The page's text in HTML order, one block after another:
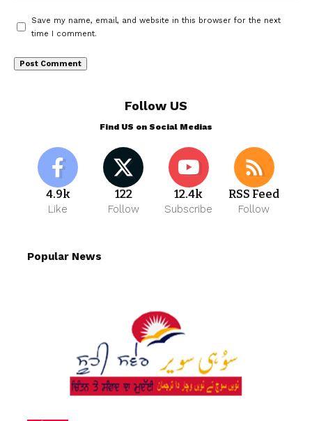
Save my name, email, and website in this browser for the next
time I comment.
Follow US
Find US on Social Medias
4.9k
Like
122
Follow
12.4k
Subscribe
RSS Feed
Follow
Popular News